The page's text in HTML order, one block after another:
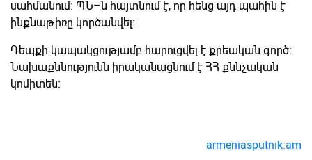
սահմանում։ ՊՆ–ն հայտնում է, որ հենց այդ պահին է
ինքնաթիռը կործանվել։
Դեպքի կապակցությամբ հարուցվել է քրեական գործ։
Նախաքննությունն իրականացնում է ՀՀ քննչական
կոմիտեն։
armeniasputnik.am